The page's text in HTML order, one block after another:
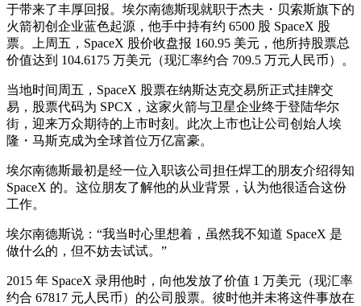
于带来了丰厚回报。埃尔南德斯现就职于杰夫・贝索斯旗下的
火箭初创企业蓝色起源，他手中持有约 6500 股 SpaceX 股
票。上周五，SpaceX 股价收盘报 160.95 美元，他所持股票总
价值达到 104.6175 万美元（现汇率约合 709.5 万元人民币）。
当地时间周五，SpaceX 股票在纳斯达克交易所正式挂牌交
易，股票代码为 SPCX，这家火箭与卫星企业终于登陆华尔
街，迎来万众期待的上市时刻。此次上市也让公司创始人埃
隆・马斯克成为全球首位万亿富豪。
埃尔南德斯最初是经一位入职该公司担任焊工的朋友介绍得知
SpaceX 的。这位朋友了解他的从业背景，认为他很适合这份
工作。
埃尔南德斯说：“我当时心里想着，虽然我不知道 SpaceX 是
做什么的，但不妨去试试。”
2015 年 SpaceX 录用他时，向他发放了价值 1 万美元（现汇率
约合 67817 元人民币）的公司股票。彼时他并未将这件事放在